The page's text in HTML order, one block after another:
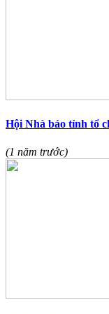
Hội Nhà báo tỉnh tổ
(1 năm trước)